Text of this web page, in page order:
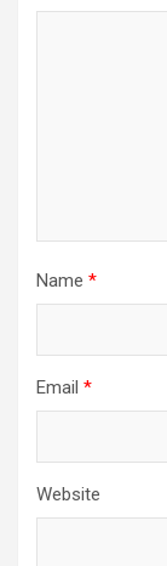
Name *
Email *
Website